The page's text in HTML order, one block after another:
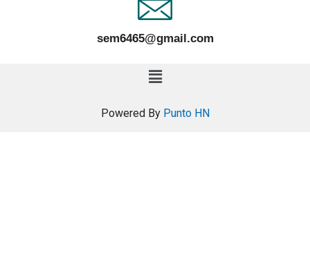
sem6465@gmail.com
Powered By Punto HN